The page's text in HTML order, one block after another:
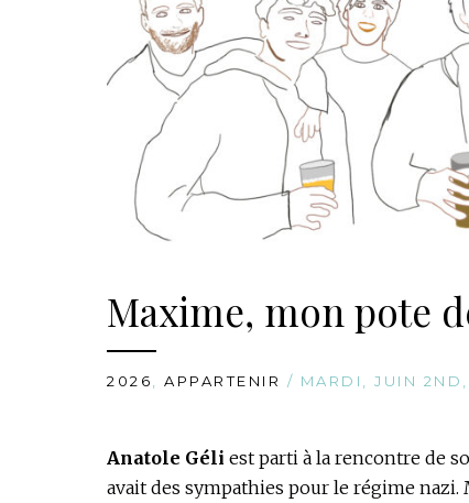
Maxime, mon pote
2026 APPARTENIR / MARDI, JUIN
Anatole Géli est parti à la rencontre de
avait des sympathies pour le régime nazi.